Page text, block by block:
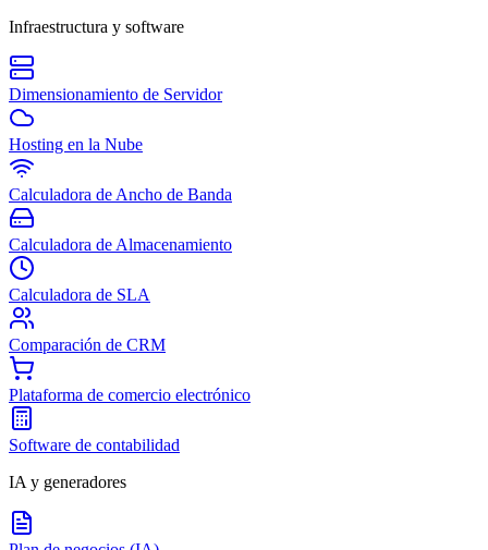
Infraestructura y software
Dimensionamiento de Servidor
Hosting en la Nube
Calculadora de Ancho de Banda
Calculadora de Almacenamiento
Calculadora de SLA
Comparación de CRM
Plataforma de comercio electrónico
Software de contabilidad
IA y generadores